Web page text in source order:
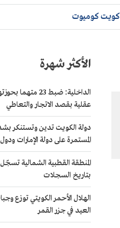
كويت كوميوت
الأكثر شهرة
الداخلية: ضبط
عقلية بقصد الاتجار والتعاطي
دولة الكويت تدين وتستنكر
المستمرة على دولة الإمارات
المنطقة القطبية الشمالية
بتاريخ السجلات
الهلال الأحمر الكويتي توزع
العيد في جزر القمر